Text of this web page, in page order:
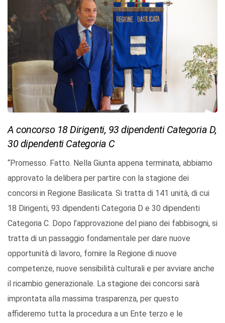
A concorso 18 Dirigenti, 93 dipendenti Categoria D,
30 dipendenti Categoria C
“Promesso. Fatto. Nella Giunta appena terminata, abbiamo
approvato la delibera per partire con la stagione dei
concorsi in Regione Basilicata. Si tratta di 141 unità, di cui
18 Dirigenti, 93 dipendenti Categoria D e 30 dipendenti
Categoria C. Dopo l’approvazione del piano dei fabbisogni, si
tratta di un passaggio fondamentale per dare nuove
opportunità di lavoro, fornire la Regione di nuove
competenze, nuove sensibilità culturali e per avviare anche
il ricambio generazionale. La stagione dei concorsi sarà
improntata alla massima trasparenza, per questo
affideremo tutta la procedura a un Ente terzo e le